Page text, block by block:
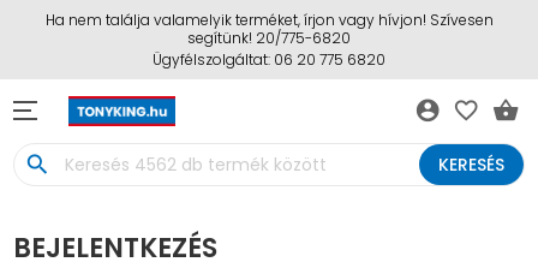
Ha nem találja valamelyik terméket, írjon vagy hívjon! Szívesen
segítünk! 20/775-6820
Ügyfélszolgáltat: 06 20 775 6820
account_circle favorite_border shopping_basket
search KERESÉS
BEJELENTKEZÉS